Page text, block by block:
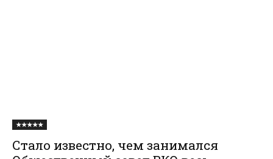
★★★★★
Стало известно, чем занимался